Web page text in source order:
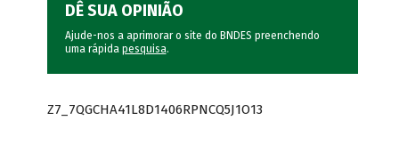
DÊ SUA OPINIÃO
Ajude-nos a aprimorar o site do BNDES preenchendo
uma rápida pesquisa.
Z7_7QGCHA41L8D1406RPNCQ5J1O13